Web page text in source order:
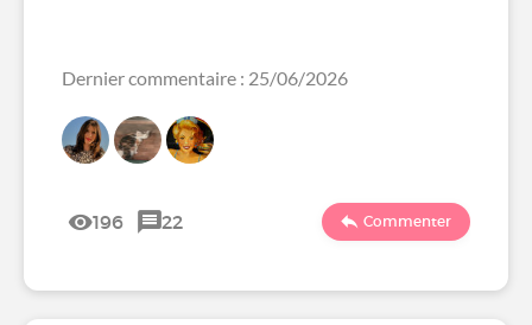
Dernier commentaire : 25/06/2026
196 22 Commenter